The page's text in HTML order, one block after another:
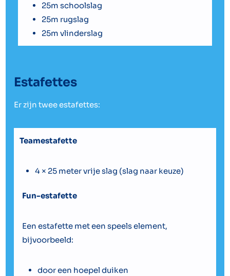
25m schoolslag
25m rugslag
25m vlinderslag
Estafettes
Er zijn twee estafettes:
Teamestafette
4 × 25 meter vrije slag (slag naar keuze)
Fun-estafette
Een estafette met een speels element,
bijvoorbeeld:
door een hoepel duiken